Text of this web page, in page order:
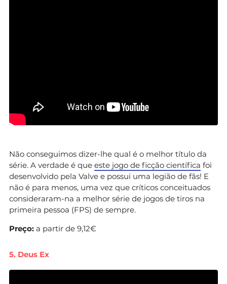
Não conseguimos dizer-lhe qual é o melhor título da
série. A verdade é que este jogo de ficção científica foi
desenvolvido pela Valve e possui uma legião de fãs! E
não é para menos, uma vez que críticos conceituados
consideraram-na a melhor série de jogos de tiros na
primeira pessoa (FPS) de sempre.
Preço: a partir de 9,12€
5. Deus Ex